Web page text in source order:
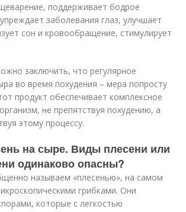
поддерживает бодрое
заболевания глаз, улучшает
сон и кровообращение, стимулирует
заключить, что регулярное
во время похудения – мера попросту
продукт обеспечивает комплексное
не препятствуя похудению, а
этому процессу.
на сыре. Виды плесени или
одинаково опасны?
называем «плесенью», на самом
грибками. Они
которые с легкостью